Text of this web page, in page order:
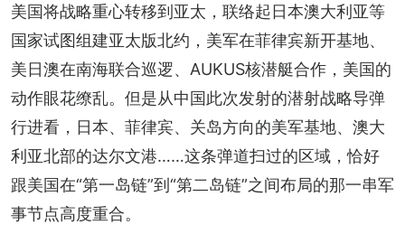
美国将战略重心转移到亚太，联络起日本澳大利亚等
国家试图组建亚太版北约，美军在菲律宾新开基地、
美日澳在南海联合巡逻、AUKUS核潜艇合作，美国的
动作眼花缭乱。但是从中国此次发射的潜射战略导弹
行进看，日本、菲律宾、关岛方向的美军基地、澳大
利亚北部的达尔文港……这条弹道扫过的区域，恰好
跟美国在“第一岛链”到“第二岛链”之间布局的那一串军
事节点高度重合。